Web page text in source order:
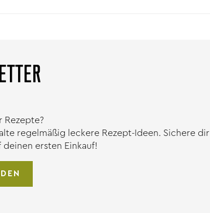
Rezepte?
regelmäßig leckere Rezept-Ideen. Sichere dir
deinen ersten Einkauf!